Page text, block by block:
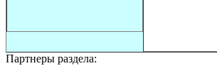
Партнеры раздела: